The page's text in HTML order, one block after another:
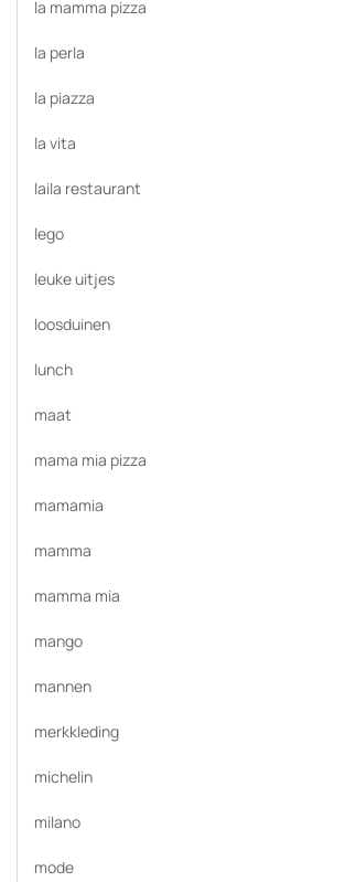
la mamma pizza
la perla
la piazza
la vita
laila restaurant
lego
leuke uitjes
loosduinen
lunch
maat
mama mia pizza
mamamia
mamma
mamma mia
mango
mannen
merkkleding
michelin
milano
mode